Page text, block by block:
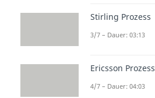
Stirling Prozess
3/7 – Dauer: 03:13
Ericsson Prozess
4/7 – Dauer: 04:03